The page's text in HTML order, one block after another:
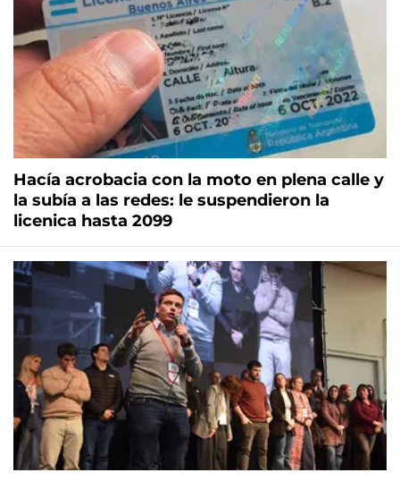
Hacía acrobacia con la moto en plena calle y
la subía a las redes: le suspendieron la
licenica hasta 2099